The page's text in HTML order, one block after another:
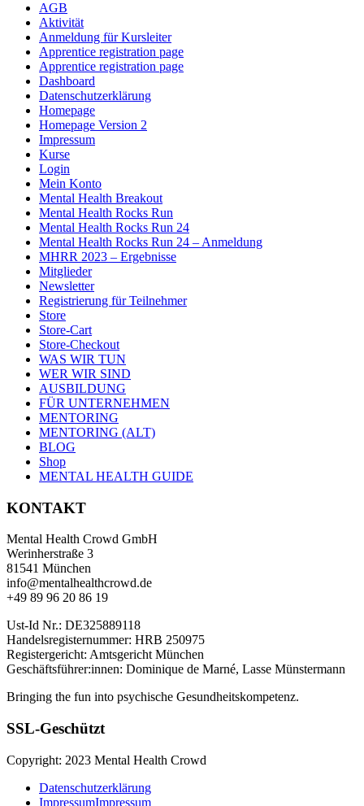
AGB
Aktivität
Anmeldung für Kursleiter
Apprentice registration page
Apprentice registration page
Dashboard
Datenschutzerklärung
Homepage
Homepage Version 2
Impressum
Kurse
Login
Mein Konto
Mental Health Breakout
Mental Health Rocks Run
Mental Health Rocks Run 24
Mental Health Rocks Run 24 – Anmeldung
MHRR 2023 – Ergebnisse
Mitglieder
Newsletter
Registrierung für Teilnehmer
Store
Store-Cart
Store-Checkout
WAS WIR TUN
WER WIR SIND
AUSBILDUNG
FÜR UNTERNEHMEN
MENTORING
MENTORING (ALT)
BLOG
Shop
MENTAL HEALTH GUIDE
KONTAKT
Mental Health Crowd GmbH
Werinherstraße 3
81541 München
info@mentalhealthcrowd.de
+49 89 96 20 86 19
Ust-Id Nr.: DE325889118
Handelsregisternummer: HRB 250975
Registergericht: Amtsgericht München
Geschäftsführer:innen: Dominique de Marné, Lasse Münstermann
Bringing the fun into psychische Gesundheitskompetenz.
SSL-Geschützt
Copyright: 2023 Mental Health Crowd
Datenschutzerklärung
ImpressumImpressum